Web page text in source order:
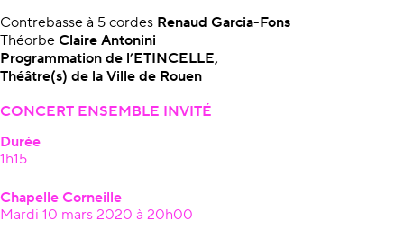
Contrebasse à 5 cordes Renaud Garcia-Fons
Théorbe Claire Antonini
Programmation de l’ETINCELLE,
Théâtre(s) de la Ville de Rouen
CONCERT ENSEMBLE INVITÉ
Durée
1h15
Chapelle Corneille
Mardi 10 mars 2020 à 20h00